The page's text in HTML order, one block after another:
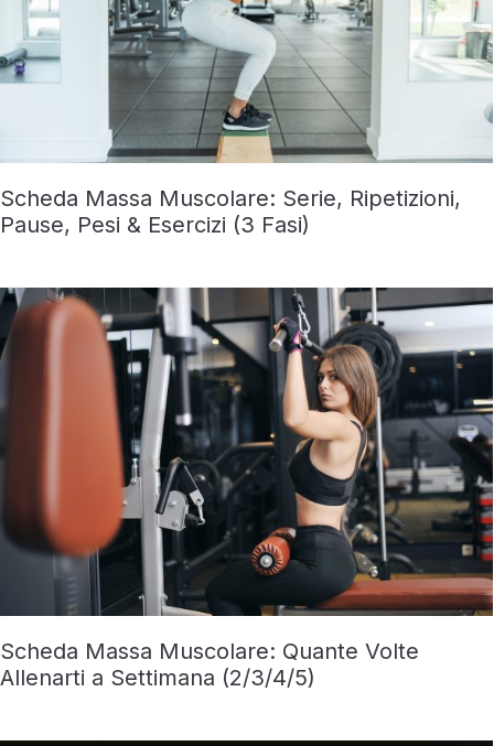
Scheda Massa Muscolare: Serie, Ripetizioni,
Pause, Pesi & Esercizi (3 Fasi)
Scheda Massa Muscolare: Quante Volte
Allenarti a Settimana (2/3/4/5)